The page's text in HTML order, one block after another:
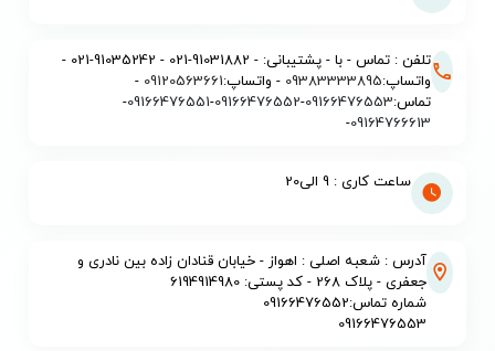
تلفن : تماس - با - پشتیبانی: - 91031882-021 - 91035242-021 -
واتساپ:09383333895 - واتساپ:09120563661
-
تماس:09166476553
-
09166476552
-
09166476551
-
09164766613
-
ساعت کاری : 9 الی20
آدرس : شعبه اصلی : اهواز - خیابان قنادان زاده بین نادری و
جعفری - پلاک 268 - کد پستی: 6194914980
شماره تماس:09166476552
09166476553